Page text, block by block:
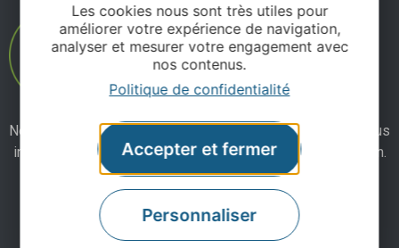
Les cookies nous sont très utiles pour
améliorer votre expérience de navigation,
analyser et mesurer votre engagement avec
nos contenus.
Politique de confidentialité
Accepter et fermer
Personnaliser
Ne manquez pas notre newsletter mensuelle et laissez-vous
inspirer pour profiter pleinement de votre séjour en Aveyron.
Je m'abonne ici